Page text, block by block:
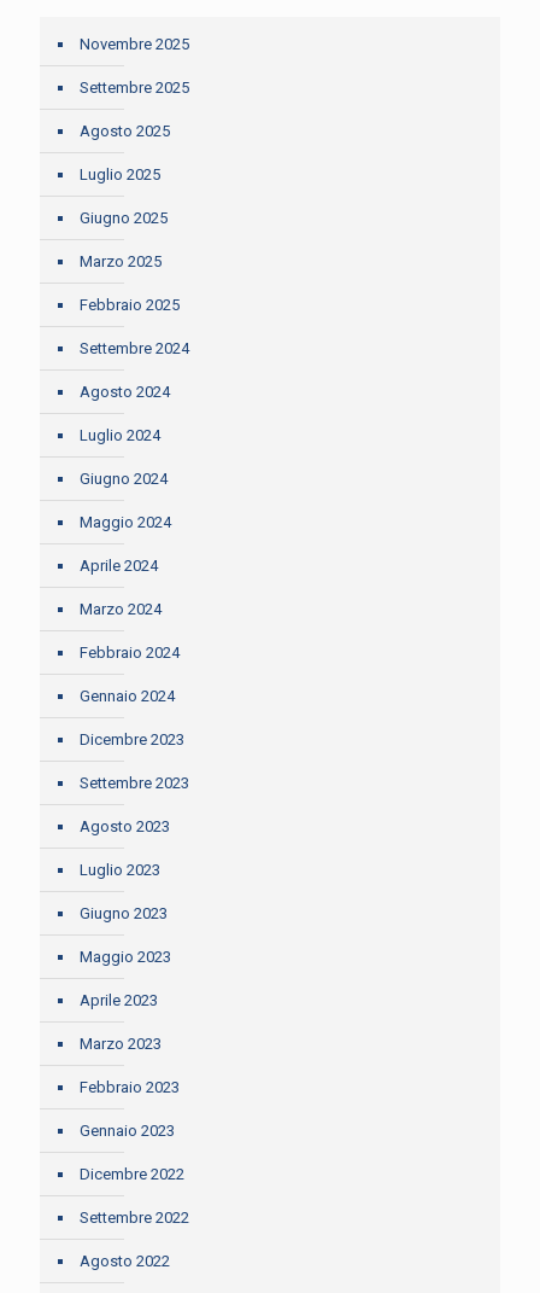
Novembre 2025
Settembre 2025
Agosto 2025
Luglio 2025
Giugno 2025
Marzo 2025
Febbraio 2025
Settembre 2024
Agosto 2024
Luglio 2024
Giugno 2024
Maggio 2024
Aprile 2024
Marzo 2024
Febbraio 2024
Gennaio 2024
Dicembre 2023
Settembre 2023
Agosto 2023
Luglio 2023
Giugno 2023
Maggio 2023
Aprile 2023
Marzo 2023
Febbraio 2023
Gennaio 2023
Dicembre 2022
Settembre 2022
Agosto 2022